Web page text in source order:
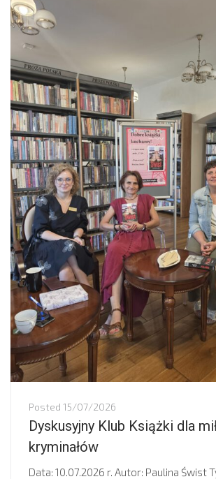
Posted 15/07/2026
Dyskusyjny Klub Książki dla
kryminałów
Data: 10.07.2026 r. Autor: Paulina Świst